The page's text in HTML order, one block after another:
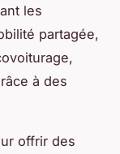
les
partagée,
à des
offrir des